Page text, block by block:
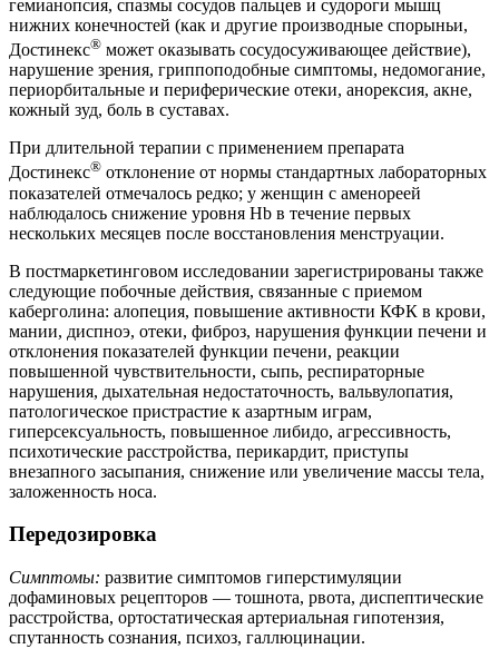
гемианопсия, спазмы сосудов пальцев и судороги мышц
нижних конечностей (как и другие производные спорыньи,
Достинекс® может оказывать сосудосуживающее действие),
нарушение зрения, гриппоподобные симптомы, недомогание,
периорбитальные и периферические отеки, анорексия, акне,
кожный зуд, боль в суставах.
При длительной терапии с применением препарата
Достинекс® отклонение от нормы стандартных лабораторных
показателей отмечалось редко; у женщин с аменореей
наблюдалось снижение уровня Hb в течение первых
нескольких месяцев после восстановления менструации.
В постмаркетинговом исследовании зарегистрированы также
следующие побочные действия, связанные с приемом
каберголина: алопеция, повышение активности КФК в крови,
мании, диспноэ, отеки, фиброз, нарушения функции печени и
отклонения показателей функции печени, реакции
повышенной чувствительности, сыпь, респираторные
нарушения, дыхательная недостаточность, вальвулопатия,
патологическое пристрастие к азартным играм,
гиперсексуальность, повышенное либидо, агрессивность,
психотические расстройства, перикардит, приступы
внезапного засыпания, снижение или увеличение массы тела,
заложенность носа.
Передозировка
Симптомы: развитие симптомов гиперстимуляции
дофаминовых рецепторов — тошнота, рвота, диспептические
расстройства, ортостатическая артериальная гипотензия,
спутанность сознания, психоз, галлюцинации.